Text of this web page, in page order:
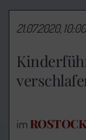
21.07.2020,
im